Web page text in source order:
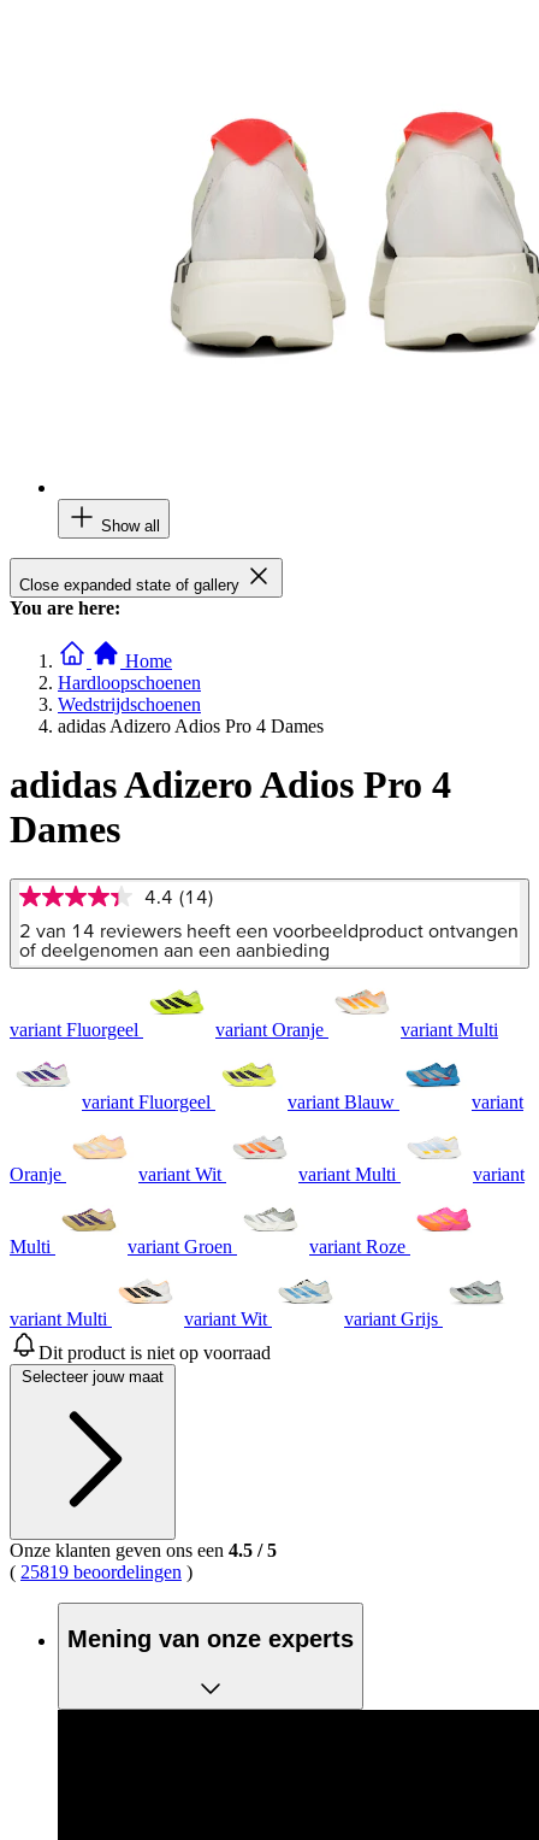
Show all
Close expanded state of gallery
You are here:
Home
Hardloopschoenen
Wedstrijdschoenen
adidas Adizero Adios Pro 4 Dames
adidas Adizero Adios Pro 4
Dames
4.4
van
5
sterren,
Read
14
Reviews.
Dezelfde
paginalink.
4.4 (14)
2 van 14 reviewers heeft een voorbeeldproduct ontvangen
of deelgenomen aan een aanbieding
variant Fluorgeel variant Oranje variant Multi
variant Fluorgeel variant Blauw variant
Oranje variant Wit variant Multi variant
Multi variant Groen variant Roze
variant Multi variant Wit
variant Grijs
Dit product is niet op voorraad
Selecteer jouw maat
Onze klanten geven ons een 4.5 /5
( 25819 beoordelingen )
Mening van onze experts